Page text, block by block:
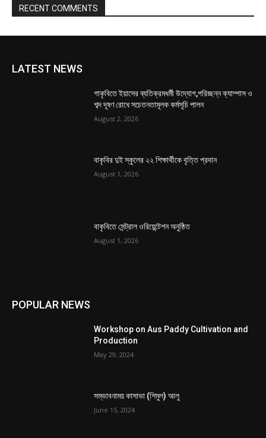
RECENT COMMENTS
LATEST NEWS
গাকৃবিতে ইয়াসের ব্যতিক্রমধর্মী উদ্যোগ,পরিচ্ছন্ন ক্যাম্পাস ও
শব্দ দূষণ রোধে সচেতনতামূলক কর্মসূচি পালন
August 2, 2026
বাকৃবির দুই স্কুলের ২২ শিক্ষার্থীকে বৃত্তি প্রদান
August 1, 2026
বাকৃবিতে সেন্ট্রাল ওরিয়েন্টেশন অনুষ্ঠিত
August 1, 2026
POPULAR NEWS
Workshop on Aus Paddy Cultivation and
Production
May 29, 2024
সম্ভাবনাময় কাসাভা (শিমুল) আলু
June 15, 2024